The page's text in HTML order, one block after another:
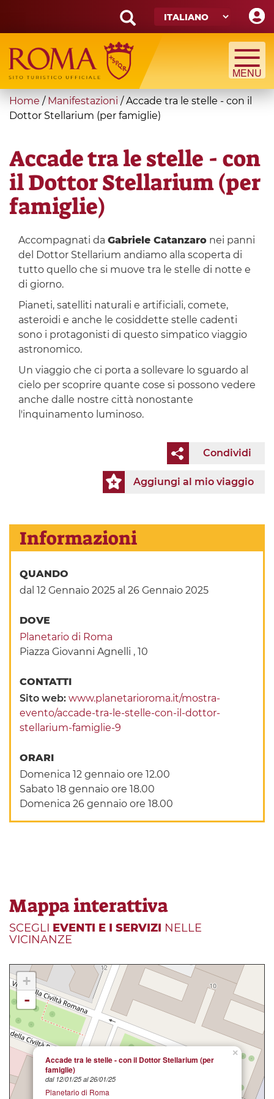
main
content
Search
form
Cerca
You
are
Home / Manifestazioni /Accade tra le stelle - con il
Dottor Stellarium (per famiglie)
Accade tra le stelle - con
il Dottor Stellarium (per
famiglie)
Accompagnati da Gabriele Catanzaronei panni
del Dottor Stellarium andiamo alla scoperta di
tutto quello che si muove tra le stelle di notte e
di giorno.
Pianeti, satelliti naturali e artificiali, comete,
asteroidi e anche le cosiddette stelle cadenti
sono i protagonisti di questo simpatico viaggio
astronomico.
Un viaggio che ci porta a sollevare lo sguardo al
cielo per scoprire quante cose si possono vedere
anche dalle nostre città nonostante
l'inquinamento luminoso.
Condividi
Aggiungi al mio viaggio
Informazioni
QUANDO
dal 12 Gennaio 2025 al 26 Gennaio 2025
DOVE
Planetario di Roma
Piazza Giovanni Agnelli , 10
CONTATTI
Sito web:www.planetarioroma.it/mostra-
evento/accade-tra-le-stelle-con-il-dottor-
stellarium-famiglie-9
ORARI
Domenica 12 gennaio ore 12.00
Sabato 18 gennaio ore 18.00
Domenica 26 gennaio ore 18.00
Mappa interattiva
SCEGLI EVENTI E I SERVIZI NELLE
VICINANZE
×
Accade tra le stelle - con il Dottor Stellarium (per
famiglie)
dal 12/01/25 al 26/01/25
Planetario di Roma
+
-